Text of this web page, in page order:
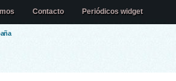
Contacto Periódicos widget